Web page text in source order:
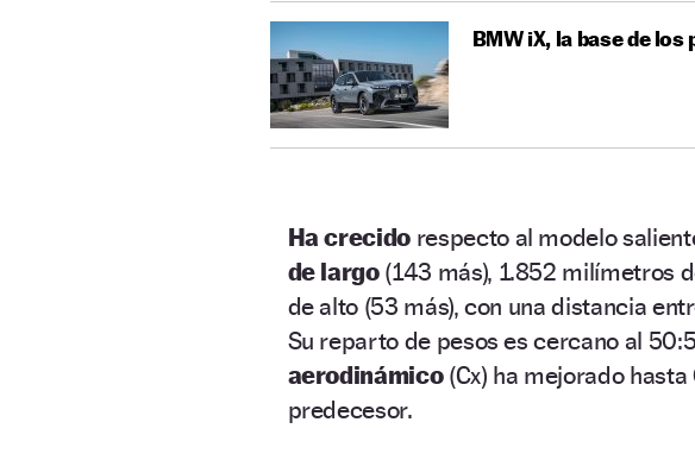
BMW iX, la base de
Ha crecido respecto al modelo
de largo(143 más), 1.852 milímetros
de alto (53 más), con una distancia
Su reparto de pesos es cercano al
aerodinámico(Cx) ha mejorado hasta
predecesor.